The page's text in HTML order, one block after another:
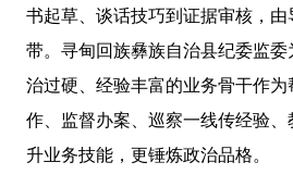
书起草、谈话技巧到证据审核，
带。寻甸回族彝族自治县纪委监
治过硬、经验丰富的业务骨干作
作、监督办案、巡察一线传经验
升业务技能，更锤炼政治品格。